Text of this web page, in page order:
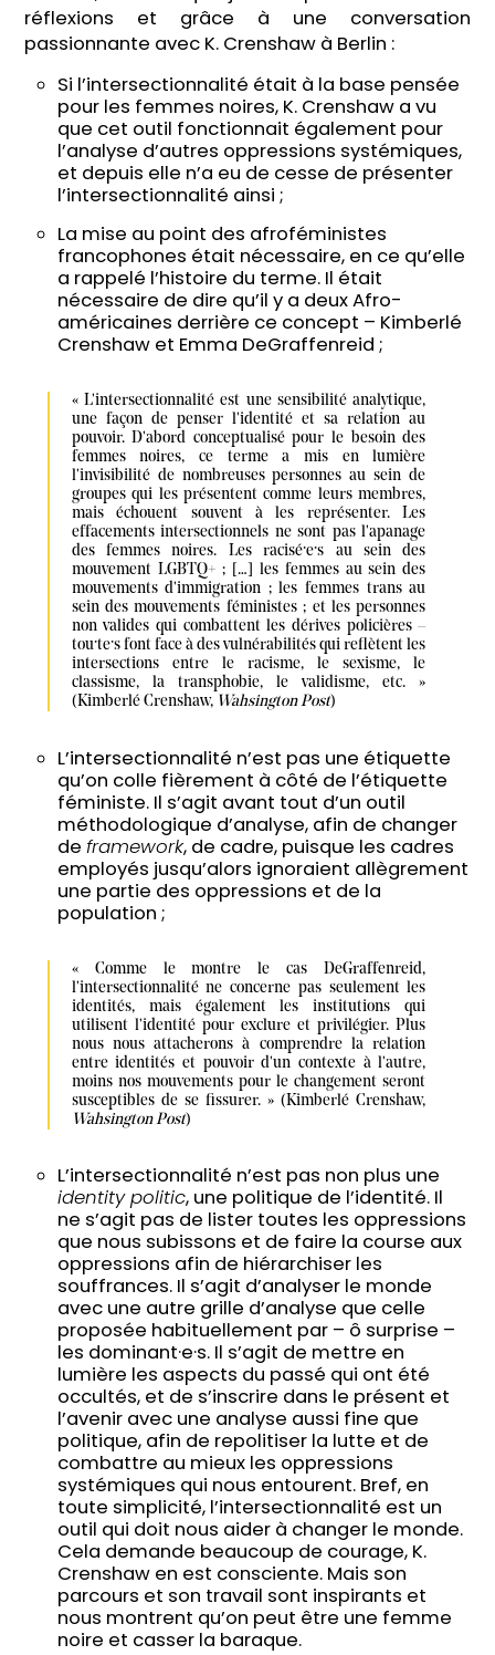
réflexions et grâce à une conversation
passionnante avec K. Crenshaw à Berlin :
Si l’intersectionnalité était à la base pensée
pour les femmes noires, K. Crenshaw a vu
que cet outil fonctionnait également pour
l’analyse d’autres oppressions systémiques,
et depuis elle n’a eu de cesse de présenter
l’intersectionnalité ainsi ;
La mise au point des afroféministes
francophones était nécessaire, en ce qu’elle
a rappelé l’histoire du terme. Il était
nécessaire de dire qu’il y a deux Afro-
américaines derrière ce concept – Kimberlé
Crenshaw et Emma DeGraffenreid ;
« L'intersectionnalité est une sensibilité analytique,
une façon de penser l'identité et sa relation au
pouvoir. D'abord conceptualisé pour le besoin des
femmes noires, ce terme a mis en lumière
l'invisibilité de nombreuses personnes au sein de
groupes qui les présentent comme leurs membres,
mais échouent souvent à les représenter. Les
effacements intersectionnels ne sont pas l'apanage
des femmes noires. Les racisé·e·s au sein des
mouvement LGBTQ+ ; […] les femmes au sein des
mouvements d'immigration ; les femmes trans au
sein des mouvements féministes ; et les personnes
non valides qui combattent les dérives policières –
tou·te·s font face à des vulnérabilités qui reflètent les
intersections entre le racisme, le sexisme, le
classisme, la transphobie, le validisme, etc. »
(Kimberlé Crenshaw, Wahsington Post)
L’intersectionnalité n’est pas une étiquette
qu’on colle fièrement à côté de l’étiquette
féministe. Il s’agit avant tout d’un outil
méthodologique d’analyse, afin de changer
deframework, de cadre, puisque les cadres
employés jusqu’alors ignoraient allègrement
une partie des oppressions et de la
population ;
« Comme le montre le cas DeGraffenreid,
l'intersectionnalité ne concerne pas seulement les
identités, mais également les institutions qui
utilisent l'identité pour exclure et privilégier. Plus
nous nous attacherons à comprendre la relation
entre identités et pouvoir d'un contexte à l'autre,
moins nos mouvements pour le changement seront
Wahsington Post)
L’intersectionnalité n’est pas non plus une
identity politic, une politique de l’identité. Il
ne s’agit pas de lister toutes les oppressions
que nous subissons et de faire la course aux
oppressions afin de hiérarchiser les
souffrances. Il s’agit d’analyser le monde
avec une autre grille d’analyse que celle
proposée habituellement par – ô surprise –
les dominant·e·s. Il s’agit de mettre en
lumière les aspects du passé qui ont été
occultés, et de s’inscrire dans le présent et
l’avenir avec une analyse aussi fine que
politique, afin de repolitiser la lutte et de
combattre au mieux les oppressions
systémiques qui nous entourent. Bref, en
toute simplicité, l’intersectionnalité est un
outil qui doit nous aider à changer le monde.
Cela demande beaucoup de courage, K.
Crenshaw en est consciente. Mais son
parcours et son travail sont inspirants et
nous montrent qu’on peut être une femme
noire et casser la baraque.